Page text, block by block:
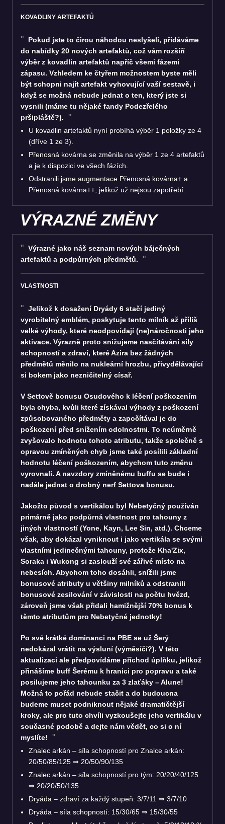
KOVADLINY ARTEFAKTŮ
Pokud jste to čirou náhodou neslyšeli, přidáváme
do nabídky 20 nových artefaktů, což vám rozšíří
výběr z kovadlin artefaktů napříč všemi fázemi
zápasu. Vzhledem ke čtyřem možnostem byste měli
být schopni najít artefakt vyhovující vaší sestavě, i
když se možná nebude jednat o ten, který jste si
vysnili (máme tu nějaké fandy Podezřelého
pršipláště?).
U kovadlin artefaktů nyní probíhá výběr 1 položky ze 4
(dříve 1 ze 3).
Přenosná kovárna se změnila na výběr 1 ze 4 artefaktů
a je k dispozici ve všech fázích.
Odstranili jsme augmentace Přenosná kovárna+ a
Přenosná kovárna++, jelikož už nejsou zapotřebí.
VÝRAZNÉ ZMĚNY
Výrazné jako náš seznam nových báječných
artefaktů a podpůrných předmětů.
VLASTNOSTI
Jelikož k dosažení Dryády 6 stačí jediný
vyrobitelný emblém, poskytuje tento milník až příliš
velké výhody, které neodpovídají (ne)náročnosti jeho
aktivace. Výrazně proto snižujeme nasčítávání síly
schopností a zdraví, které Azira bez žádných
předmětů měnilo na nukleární hrozbu, přivydělávající
si bokem jako nezničitelný císař.
V Settově bonusu Osudového k léčení poškozením
byla chyba, kvůli které získával výhody z poškození
způsobovaného předměty a započítával je do
poškození před snížením odolnostmi. To neúměrně
zvyšovalo hodnotu tohoto atributu, takže společně s
opravou zmíněných chyb jsme také posílili základní
hodnotu léčení poškozením, abychom tuto změnu
vyrovnali. A navzdory zmíněnému buffu se bude i
nadále jednat o drobný nerf Settova bonusu.
Jakožto původ s vertikálou byl Nebetyčný používán
primárně jako podpůrná vlastnost pro tahouny z
jiných vlastností (Yone, Kayn, Lee Sin, atd.). Chceme
však, aby dokázal vyniknout i jako vertikála se svými
vlastními jedinečnými tahouny, protože Kha'Zix,
Soraka i Wukong si zaslouží své zářivé místo na
nebesích. Abychom toho dosáhli, snížili jsme
bonusové atributy u většiny milníků a odstranili
bonusové zesilování v závislosti na počtu hvězd,
zároveň jsme však přidali hamižnější 70% bonus k
těmto atributům pro Nebetyčné jednotky!
Po své krátké dominanci na PBE se už Šerý
nedokázal vrátit na výsluní (výměsíčí?). V této
aktualizaci ale předpovídáme příchod úplňku, jelikož
přinášíme buff Šerému k hranici pro popravu a také
posilujeme jeho tahounku za 3 zlaťáky – Alune!
Možná to pořád nebude stačit a do budoucna
budeme muset podniknout nějaké dramatičtější
kroky, ale pro tuto chvíli vyzkoušejte jeho vertikálu v
současné podobě a dejte nám vědět, co si o ní
myslíte!
Znalec arkán – síla schopností pro Znalce arkán:
20/50/85/125 ⇒ 20/50/90/135
Znalec arkán – síla schopností pro tým: 20/20/40/125
⇒ 20/20/50/135
Dryáda – zdraví za každý stupeň: 3/7/11 ⇒ 3/7/10
Dryáda – síla schopností: 15/30/65 ⇒ 15/30/55